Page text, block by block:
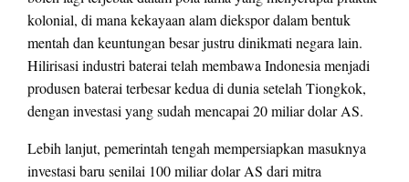
kolonial, di mana kekayaan alam diekspor dalam bentuk
mentah dan keuntungan besar justru dinikmati negara lain.
Hilirisasi industri baterai telah membawa Indonesia menjadi
produsen baterai terbesar kedua di dunia setelah Tiongkok,
dengan investasi yang sudah mencapai 20 miliar dolar AS.
Lebih lanjut, pemerintah tengah mempersiapkan masuknya
investasi baru senilai 100 miliar dolar AS dari mitra